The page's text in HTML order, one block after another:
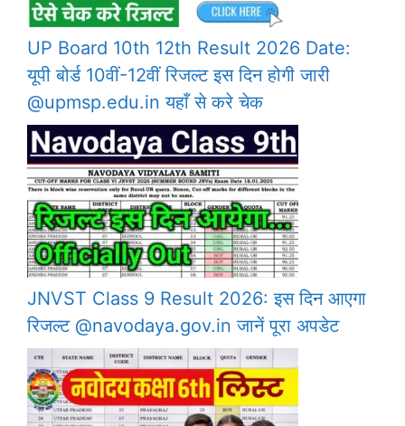
UP Board 10th 12th Result 2026 Date:
यूपी बोर्ड 10वीं-12वीं रिजल्ट इस दिन होगी जारी
@upmsp.edu.in यहाँ से करे चेक
JNVST Class 9 Result 2026: इस दिन आएगा
रिजल्ट @navodaya.gov.in जानें पूरा अपडेट